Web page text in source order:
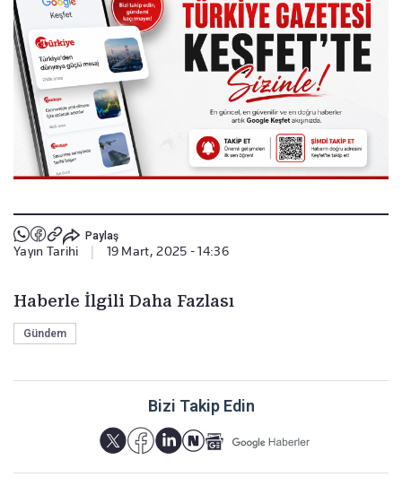
Paylaş
Yayın Tarihi 19 Mart, 2025 - 14:36
Haberle İlgili Daha Fazlası
Gündem
Bizi Takip Edin